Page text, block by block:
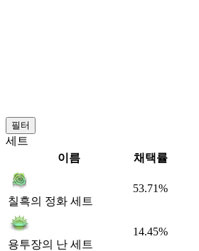
필터
세트
이름
채택률
칠흑의 정화 세트
53.71%
용투장의 난 세트
14.45%